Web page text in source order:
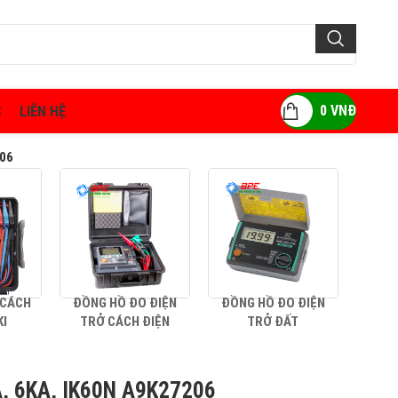
LIÊN HỆ 0 VNĐ
ĐỒNG HỒ ĐO ĐIỆN
TRỞ CÁCH ĐIỆN
ĐỒNG HỒ ĐO ĐIỆN
TRỞ ĐẤT
6KA, IK60N A9K27206